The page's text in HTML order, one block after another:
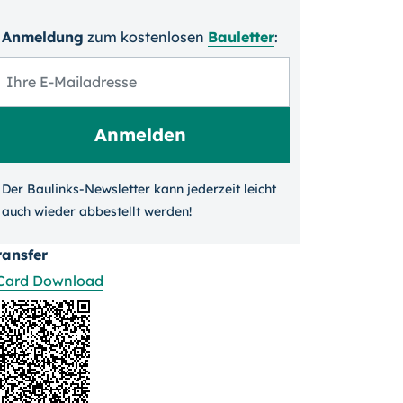
Anmeldung zum kosten­losen Bauletter:
Der Baulinks-Newsletter kann jeder­zeit leicht
auch wieder ab­bestellt werden!
Download